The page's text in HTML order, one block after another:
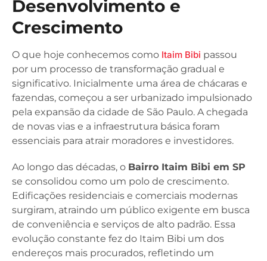
Desenvolvimento e
Crescimento
O que hoje conhecemos como Itaim Bibi passou
por um processo de transformação gradual e
significativo. Inicialmente uma área de chácaras e
fazendas, começou a ser urbanizado impulsionado
pela expansão da cidade de São Paulo. A chegada
de novas vias e a infraestrutura básica foram
essenciais para atrair moradores e investidores.
Ao longo das décadas, o Bairro Itaim Bibi em SP
se consolidou como um polo de crescimento.
Edificações residenciais e comerciais modernas
surgiram, atraindo um público exigente em busca
de conveniência e serviços de alto padrão. Essa
evolução constante fez do Itaim Bibi um dos
endereços mais procurados, refletindo um